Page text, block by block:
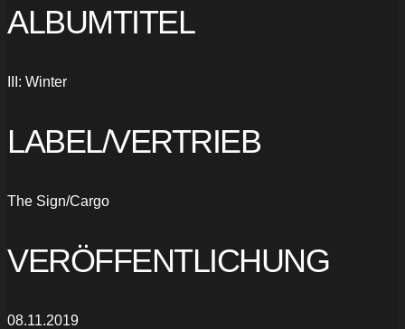
ALBUMTITEL
III: Winter
LABEL/VERTRIEB
The Sign/Cargo
VERÖFFENTLICHUNG
08.11.2019